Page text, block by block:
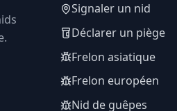
Signaler un nid
Déclarer un piège
Frelon asiatique
Frelon européen
Nid de guêpes